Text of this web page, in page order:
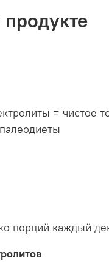
= чистое
порций каждый